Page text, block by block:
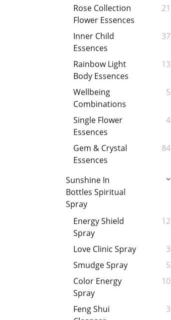
Rose Collection
Flower Essences
21
Inner Child
Essences
37
Rainbow Light
Body Essences
13
Wellbeing
Combinations
5
Single Flower
Essences
4
Gem & Crystal
Essences
84
Sunshine In
Bottles Spiritual
Spray
Energy Shield
Spray
12
Love Clinic Spray
3
Smudge Spray
5
Color Energy
Spray
10
Feng Shui
3